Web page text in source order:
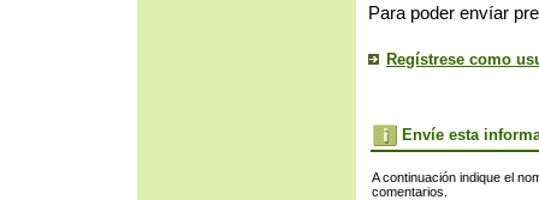
Para poder envíar
Regístrese como
Envíe esta
A continuación indique el
comentarios.